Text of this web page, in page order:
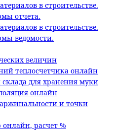
в строительстве.
отчета.
в строительстве.
ведомости.
величин
теплосчетчика онлайн
склада для хранения муки
онлайн
и точки
расчет %